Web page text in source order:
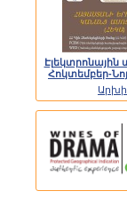
Էլեկտրոնային
Հոկտեմբեր-